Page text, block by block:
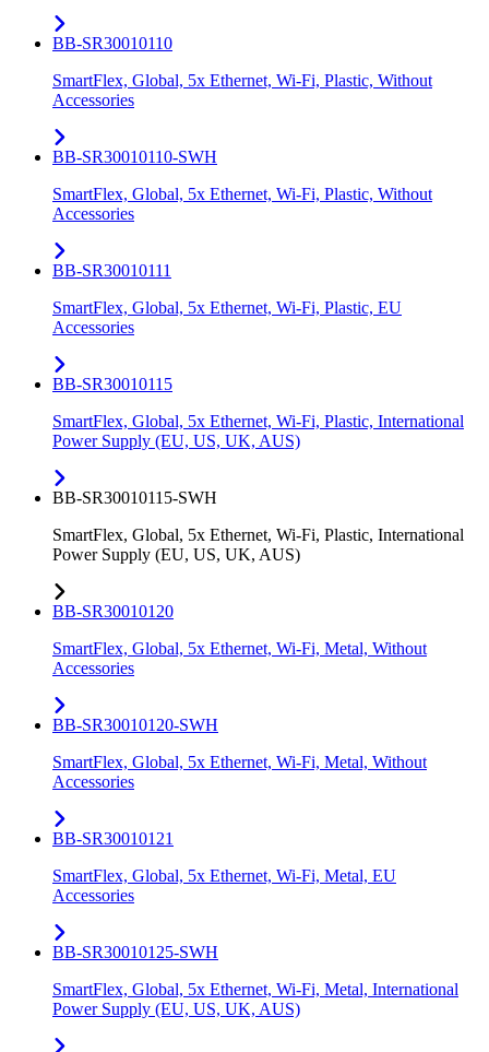
BB-SR30010110
SmartFlex, Global, 5x Ethernet, Wi-Fi, Plastic, Without
Accessories
BB-SR30010110-SWH
SmartFlex, Global, 5x Ethernet, Wi-Fi, Plastic, Without
Accessories
BB-SR30010111
SmartFlex, Global, 5x Ethernet, Wi-Fi, Plastic, EU
Accessories
BB-SR30010115
SmartFlex, Global, 5x Ethernet, Wi-Fi, Plastic, International
Power Supply (EU, US, UK, AUS)
BB-SR30010115-SWH
SmartFlex, Global, 5x Ethernet, Wi-Fi, Plastic, International
Power Supply (EU, US, UK, AUS)
BB-SR30010120
SmartFlex, Global, 5x Ethernet, Wi-Fi, Metal, Without
Accessories
BB-SR30010120-SWH
SmartFlex, Global, 5x Ethernet, Wi-Fi, Metal, Without
Accessories
BB-SR30010121
SmartFlex, Global, 5x Ethernet, Wi-Fi, Metal, EU
Accessories
BB-SR30010125-SWH
SmartFlex, Global, 5x Ethernet, Wi-Fi, Metal, International
Power Supply (EU, US, UK, AUS)